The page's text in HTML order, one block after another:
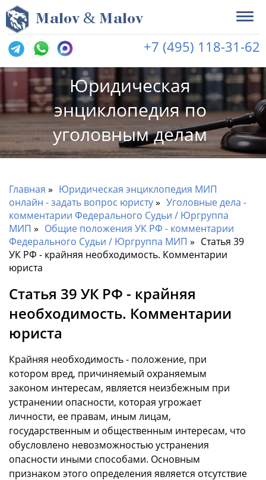
Malov & Malov
+7 (495) 118-31-62
Юридическая
энциклопедия по
уголовным делам
Главная
Юридическая энциклопедия МИП
онлайн - задать вопрос юристу
Уголовные дела -
комментарии Федерального Судьи / Юргруппа
МИП
Общие положения УК РФ - комментарии
Федерального Судьи / Юргруппа МИП
Статья 39
УК РФ - крайняя необходимость. Комментарии
юриста
Статья 39 УК РФ - крайняя
необходимость. Комментарии
юриста
Крайняя необходимость - положение, при
котором вред, причиняемый охраняемым
законом интересам, является неизбежным при
устранении опасности, которая угрожает
личности, ее правам, иным лицам,
государственным и общественным интересам, что
обусловлено невозможностью устранения
опасности иными способами. Основным
признаком этого определения является отсутствие